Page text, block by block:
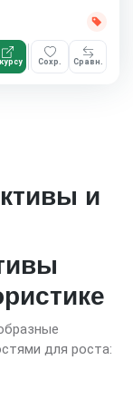
Сохр. Сравн.
и
для роста: